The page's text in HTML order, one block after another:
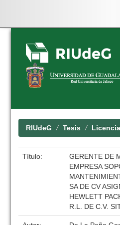
Skip
navigation
RIUdeG Tesis
Título:
GERENTE DE
EMPRESA
SA DE CV
HEWLETT
R.L. DE C.V.